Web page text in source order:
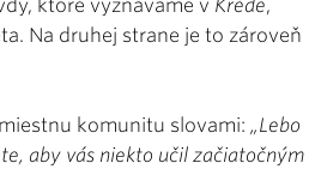
ktoré vyznávame v Kréde,
Na druhej strane je to zároveň
komunitu slovami: „Lebo
aby vás niekto učil začiatočným